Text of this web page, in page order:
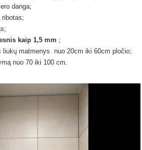
danga;
ribotas;
kaip 1,5 mm ;
liukų matmenys nuo 20cm iki 60cm pločio;
nuo 70 iki 100 cm.